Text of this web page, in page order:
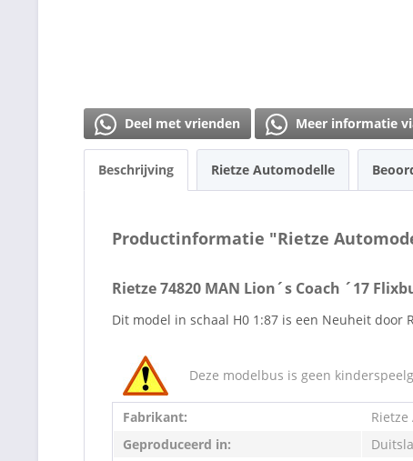
Deel met vrienden Meer informatie
Beschrijving Rietze Automodelle
Productinformatie "Rietze
Rietze 74820 MAN Lion´s Coach ´17
Dit model in schaal H0 1:87 is een Neuheit
Deze modelbus is geen
Fabrikant:
Geproduceerd in: